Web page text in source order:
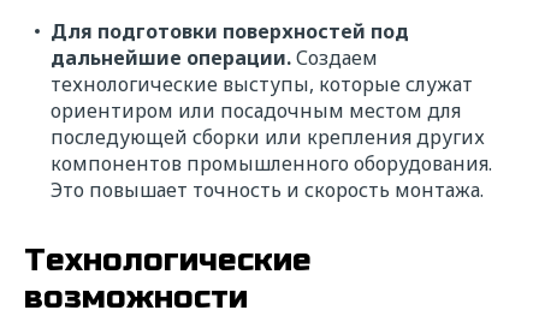
Для подготовки поверхностей под
дальнейшие операции.Создаем
технологические выступы, которые служат
ориентиром или посадочным местом для
последующей сборки или крепления других
компонентов промышленного оборудования.
Это повышает точность и скорость монтажа.
Технологические
возможности